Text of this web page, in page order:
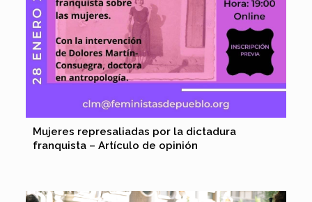
Mujeres represaliadas por la dictadura
franquista – Artículo de opinión